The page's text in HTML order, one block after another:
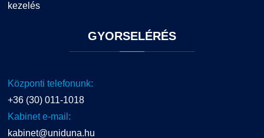
kezelés
GYORSELÉRÉS
Központi telefonunk:
+36 (30) 011-1018
Kabinet e-mail:
kabinet@uniduna.hu